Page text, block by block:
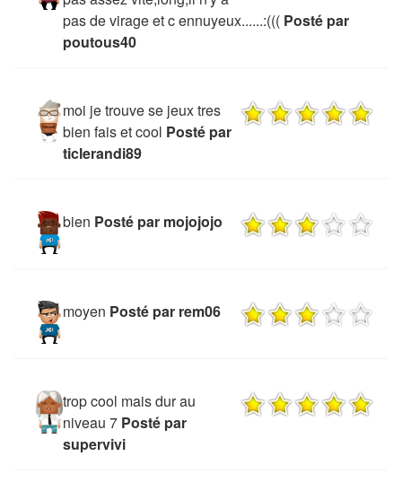
pas de virage et c ennuyeux......:((( Posté par
poutous40
moi je trouve se jeux tres
bien fais et cool Posté par
ticlerandi89
bien Posté par mojojojo
moyen Posté par rem06
trop cool mais dur au
niveau 7 Posté par
supervivi